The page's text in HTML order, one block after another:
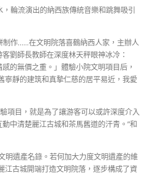
輪流演出的納西族傳統音樂和跳舞吸引
制作……在文明院落喜鶴納西人家，主辦人
劉師長教師在深度林天秤眼神冰冷：
的無價之重。」體驗小院文明項目后，
寧靜的建筑和真摯仁慈的居平易近，我愛
項目，就是為了讓游客可以或許深度介入
中清楚麗江古城和茶馬舊道的汗青。”和
明遺產名錄。若何加大力度文明遺產的維
江古城開端打造文明院落，逐步構成了資